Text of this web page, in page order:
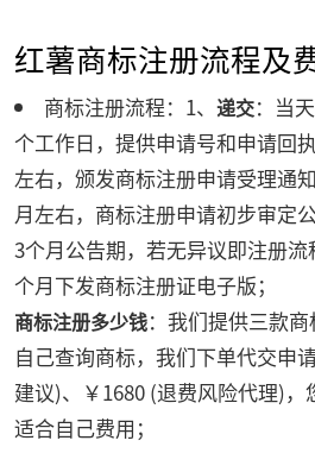
红薯商标注册流程及
商标注册流程：1、 递交：当
个工作日，提供申请号和申请回执
左右，颁发商标注册申请受理通知
月左右，商标注册申请初步审定
3个月公告期，若无异议即注册流
个月下发商标注册证电子版；
商标注册多少钱：我们提供三款
自己查询商标，我们下单代交申
建议)、￥1680 (退费风险代理)
适合自己费用；